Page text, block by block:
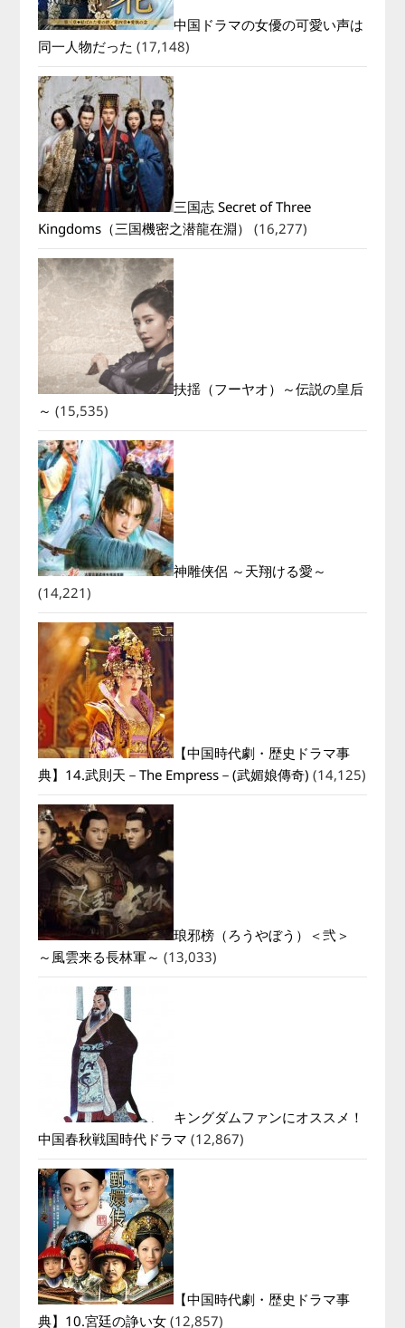
中国ドラマの女優の可愛い声は
同一人物だった (17,148)
三国志 Secret of Three
Kingdoms（三国機密之潜龍在淵）
(16,277)
扶揺（フーヤオ）～伝説の皇后
～ (15,535)
神雕侠侶 ～天翔ける愛～
(14,221)
【中国時代劇・歴史ドラマ事
典】14.武則天－The Empress－(武媚娘傳奇) (14,125)
琅邪榜（ろうやぼう）＜弐＞
～風雲来る長林軍～ (13,033)
キングダムファンにオススメ！
中国春秋戦国時代ドラマ (12,867)
【中国時代劇・歴史ドラマ事
典】10.宮廷の諍い女 (12,857)